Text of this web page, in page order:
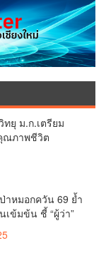
ทยุ ม.ก.เตรียม
ณภาพชีวิต
กต้องขับเคลื่อน
าหมอกควัน 69 ย้ำ
เข้มข้น ชี้ “ผู้ว่า”
ด